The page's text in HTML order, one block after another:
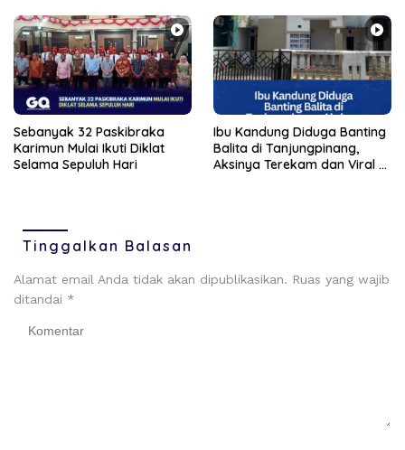
Sebanyak 32 Paskibraka
Karimun Mulai Ikuti Diklat
Selama Sepuluh Hari
Ibu Kandung Diduga Banting
Balita di Tanjungpinang,
Aksinya Terekam dan Viral di
Tinggalkan Balasan
Alamat email Anda tidak akan dipublikasikan. Ruas yang wajib
ditandai *